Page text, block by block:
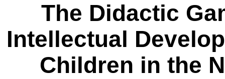
The Didactic
Intellectual
Children in the